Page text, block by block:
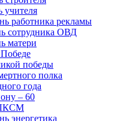
учителя
работника рекламы
сотрудника ОВД
матери
победы
полка
года
– 60
энергетика